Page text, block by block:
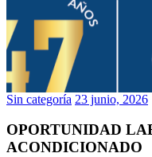
Sin categoría 23 junio, 2026
OPORTUNIDAD
ACONDICIONADO